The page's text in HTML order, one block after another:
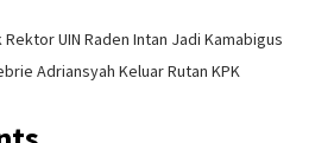
UIN Raden Intan Jadi Kamabigus
Adriansyah Keluar Rutan KPK